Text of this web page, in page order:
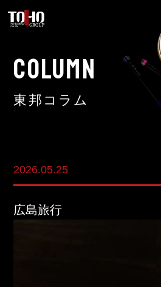
Used Car Sales
COLUMN
東邦コラム
2026.05.25
広島旅行